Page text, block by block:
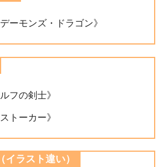
ーモンズ・ドラゴン》
フの剣士》
トーカー》
ラスト違い）